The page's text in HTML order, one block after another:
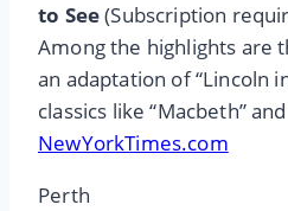
to See(Subscription
Among the highlights are
an adaptation of “Lincoln
classics like “Macbeth” and
NewYorkTimes.com
Perth